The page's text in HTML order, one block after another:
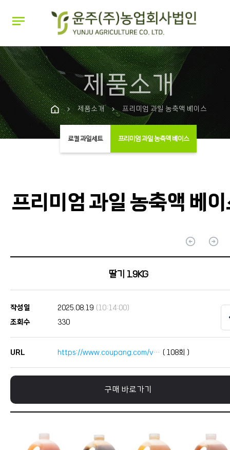
notes
제품소개
chevron_right 제품소개 chevron_right 프리미엄 과일 농축액 베이스
로컬 과일세트 프리미엄 과일 농축액 베이스
프리미엄 과일 농축액 베
arrow_circle_up arrow_circle_up
딸기 1.9KG
작성일 2025.08.19 (10:14:00)
조회수
330
URL https://www.coupang.com/v… ( 108회 )
구매 바로가기